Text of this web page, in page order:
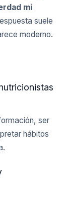
mi
suele
moderno.
ser
hábitos